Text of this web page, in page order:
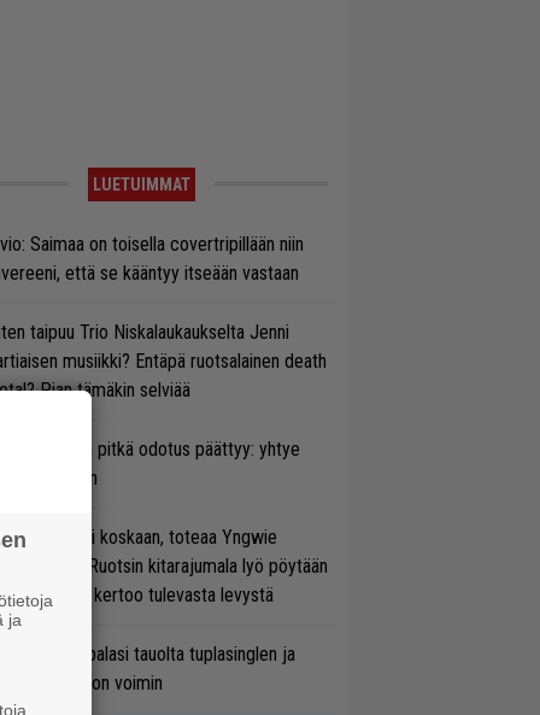
LUETUIMMAT
Saimaa on toisella covertripillään niin
että se kääntyy itseään vastaan
taipuu Trio Niskalaukaukselta Jenni
musiikki? Entäpä ruotsalainen death
Pian tämäkin selviää
fanien pitkä odotus päättyy: yhtye
Suomeen
on nyt tai ei koskaan, toteaa Yngwie
– Ruotsin kitarajumala lyö pöytään
biisin ja kertoo tulevasta levystä
Channel palasi tauolta tuplasinglen ja
videon voimin
ja